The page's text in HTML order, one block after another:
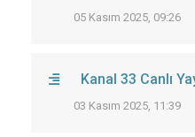
05 Kasım 2025, 09:26
Kanal 33 Canlı
03 Kasım 2025, 11:39